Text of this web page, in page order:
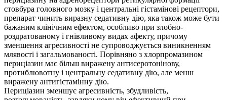
стовбура головного мозку і центральні гістамінові рецептори,
препарат чинить виразну седативну дію, яка також може бути
бажаним клінічним ефектом, особливо при злобно-
роздратованому і гнівливому видах афекту, причому
зменшення агресивності не супроводжується виникненням
млявості і загальмованості. Порівняно з хлорпромазином
периціазин має більш виражену антисеротонінову,
протиблювотну і центральну седативну дію, але менш
виражену антигістамінну дію.
Периціазин зменшує агресивність, збудливість,